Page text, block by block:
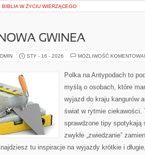
BIBLIA W ŻYCIU WIERZĄCEGO
GWINEA
STY - 16 - 2026 MOŻLIWOŚĆ
Polka na Antypodach to
myślą o osobach, które
wyjazd do kraju kangurów
świat w rytmie ciekawości.
sprawdzone tipy spotykają
zwykłe „zwiedzanie”
tu inspiracje na wyjazdy krótkie i